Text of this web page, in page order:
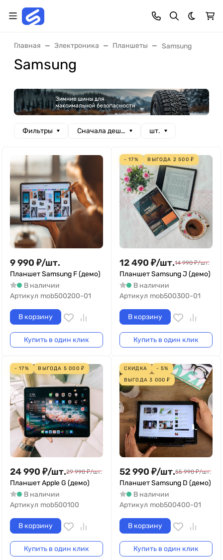
Темная
Главная Электроника Планшеты Samsung
Samsung
Фильтры Сначала дешевые шт.
9 990 ₽/шт.
Планшет Samsung F (демо)
В наличии
Артикул mob500200-01
В корзину
Купить в один клик
- 17% ВЫГОДА 2 500 ₽
12 490 ₽/шт.14 990 ₽/шт.
Планшет Samsung J (демо)
В наличии
Артикул mob500300-01
В корзину
Купить в один клик
- 17% ВЫГОДА 5 000 ₽
24 990 ₽/шт.29 990 ₽/шт.
Планшет Apple G (демо)
В наличии
Артикул mob500100
В корзину
Купить в один клик
СКИДКА
- 5%
ВЫГОДА3 000 ₽
52 990 ₽/шт.55 990 ₽/шт.
Планшет Samsung D (демо)
В наличии
Артикул mob500400-01
В корзину
Купить в один клик